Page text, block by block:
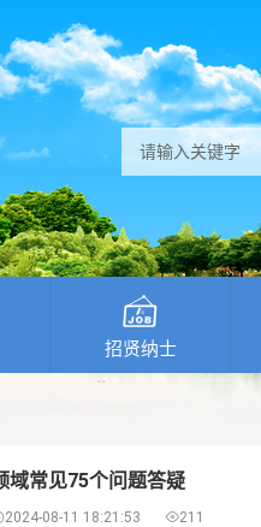
招贤纳士
域常见75个问题答疑
2024-08-11 18:21:53 211